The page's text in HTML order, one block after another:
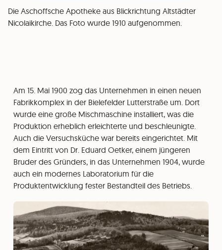
Die Aschoffsche Apotheke aus Blickrichtung Altstädter
Nicolaikirche. Das Foto wurde 1910 aufgenommen.
Am 15. Mai 1900 zog das Unternehmen in einen neuen
Fabrikkomplex in der Bielefelder Lutterstraße um. Dort
wurde eine große Mischmaschine installiert, was die
Produktion erheblich erleichterte und beschleunigte.
Auch die Versuchsküche war bereits eingerichtet. Mit
dem Eintritt von Dr. Eduard Oetker, einem jüngeren
Bruder des Gründers, in das Unternehmen 1904, wurde
auch ein modernes Laboratorium für die
Produktentwicklung fester Bestandteil des Betriebs.